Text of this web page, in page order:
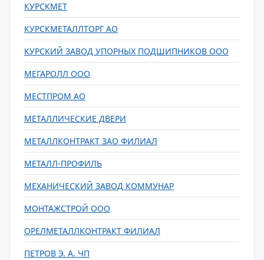
КУРСКМЕТ
КУРСКМЕТАЛЛТОРГ АО
КУРСКИЙ ЗАВОД УПОРНЫХ ПОДШИПНИКОВ ООО
МЕГАРОЛЛ ООО
МЕСТПРОМ АО
МЕТАЛЛИЧЕСКИЕ ДВЕРИ
МЕТАЛЛКОНТРАКТ ЗАО ФИЛИАЛ
МЕТАЛЛ-ПРОФИЛЬ
МЕХАНИЧЕСКИЙ ЗАВОД КОММУНАР
МОНТАЖСТРОЙ ООО
ОРЕЛМЕТАЛЛКОНТРАКТ ФИЛИАЛ
ПЕТРОВ Э. А. ЧП